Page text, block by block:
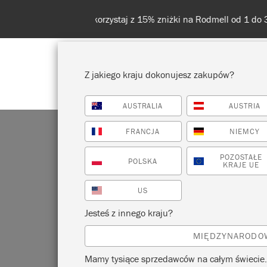
POKAŻ WSZYSTKO FARBA
Z jakiego kraju dokonujesz zakupów?
AUSTRALIA AUSTRIA
FRANCJA NIEMCY
POLSKA POZOSTAŁE
KRAJE UE
US
Jesteś z innego kraju?
Mamy tysiące sprzedawców na całym świecie.